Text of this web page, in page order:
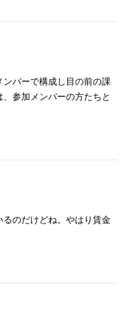
バーで構成し目の前の課
参加メンバーの方たちと
のだけどね。やはり賃金